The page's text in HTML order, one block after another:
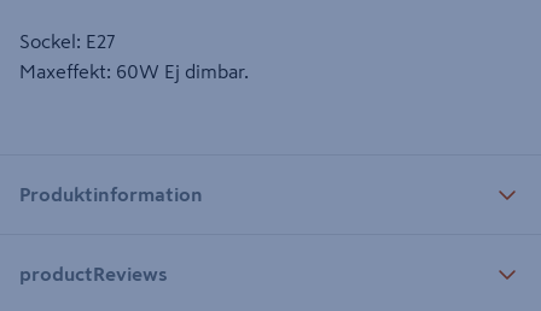
Sockel: E27
Maxeffekt: 60W Ej dimbar.
Produktinformation
productReviews